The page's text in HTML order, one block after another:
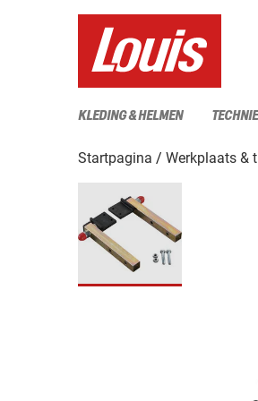
KLEDING & HELMEN
Startpagina Werkplaats &